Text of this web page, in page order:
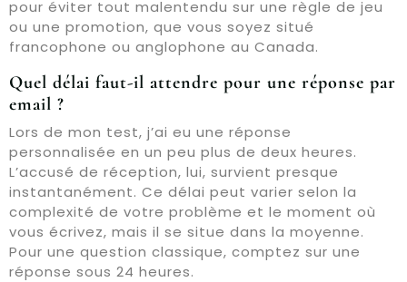
pour éviter tout malentendu sur une règle de jeu
ou une promotion, que vous soyez situé
francophone ou anglophone au Canada.
Quel délai faut-il attendre pour une réponse par
email ?
Lors de mon test, j’ai eu une réponse
personnalisée en un peu plus de deux heures.
L’accusé de réception, lui, survient presque
instantanément. Ce délai peut varier selon la
complexité de votre problème et le moment où
vous écrivez, mais il se situe dans la moyenne.
Pour une question classique, comptez sur une
réponse sous 24 heures.